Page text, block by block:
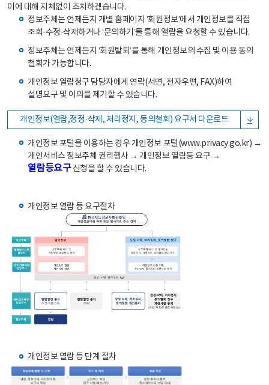
이에 대해 지체없이 조치하겠습니다.
정보주체는 언제든지 개별 홈페이지 ‘회원정보’에서 개인정보를 직접
조회·수정·삭제하거나 ‘문의하기’를 통해 열람을 요청할 수 있습니다.
정보주체는 언제든지 ‘회원탈퇴’를 통해 개인정보의 수집 및 이용 동의
철회가 가능합니다.
개인정보 열람청구 담당자에게 연락(서면, 전자우편, FAX)하여
설명요구 및 이의를 제기할 수 있습니다.
개인정보(열람,정정·삭제, 처리정지, 동의철회) 요구서 다운로드
개인정보 포털을 이용하는 경우 개인정보 포털(www.privacy.go.kr) →
개인서비스 정보주체 권리행사 → 개인정보 열람등 요구 →
열람등요구신청을 할 수 있습니다.
개인정보 열람 등 요구절차
개인정보 열람 등 단계 절차